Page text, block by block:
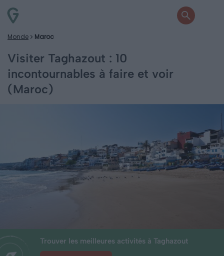
Monde Maroc
Visiter Taghazout : 10
incontournables à faire et voir
(Maroc)
Trouver les meilleures activités à Taghazout